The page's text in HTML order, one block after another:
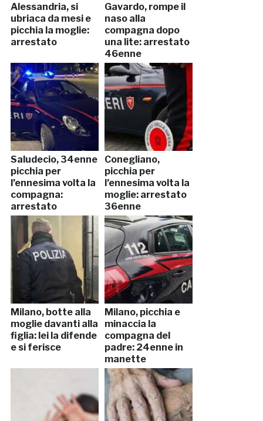
Alessandria, si
ubriaca da mesi e
picchia la moglie:
arrestato
Gavardo, rompe il
naso alla
compagna dopo
una lite: arrestato
46enne
Saludecio, 34enne
picchia per
l’ennesima volta la
compagna:
arrestato
Conegliano,
picchia per
l’ennesima volta la
moglie: arrestato
36enne
Milano, botte alla
moglie davanti alla
figlia: lei la difende
e si ferisce
Milano, picchia e
minaccia la
compagna del
padre: 24enne in
manette